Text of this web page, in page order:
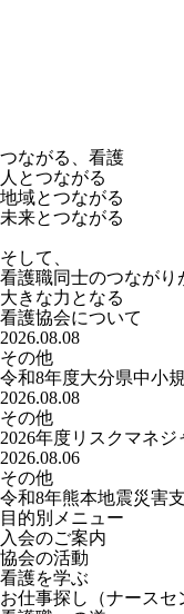
つながる、看護
人とつながる
地域とつながる
未来とつながる
そして、
看護職同士のつながり
大きな力となる
看護協会について
2026.08.08
その他
令和8年度大分県中小
2026.08.08
その他
2026年度リスクマネ
2026.08.06
その他
令和8年熊本地震災害
目的別メニュー
入会のご案内
協会の活動
看護を学ぶ
お仕事探し
（ナースセ